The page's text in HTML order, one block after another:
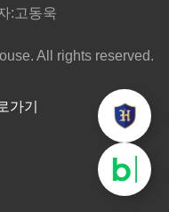
:고동욱
All rights reserved.
가기
더
블